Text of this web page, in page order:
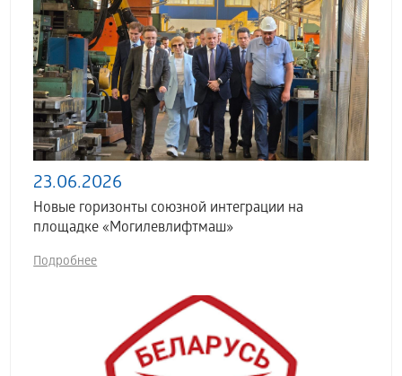
23.06.2026
Новые горизонты союзной интеграции на
площадке «Могилевлифтмаш»
Подробнее